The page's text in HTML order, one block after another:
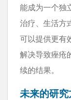
能成为一个独
治疗、生活方
可以提供更有
解决导致痤疮
续的结果。
未来的研究